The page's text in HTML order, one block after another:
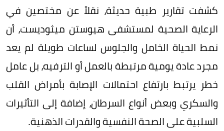
كشفت تقارير طبية حديثة، نقلاً عن مختصين في
الرعاية الصحية لمستشفى هيوستن ميثوديست، أن
نمط الحياة الخامل والجلوس لساعات طويلة لم يعد
مجرد عادة يومية مرتبطة بالعمل أو الترفيه، بل عامل
خطر يرتبط بارتفاع احتمالات الإصابة بأمراض القلب
والسكري وبعض أنواع السرطان، إضافة إلى التأثيرات
السلبية على الصحة النفسية والقدرات الذهنية.